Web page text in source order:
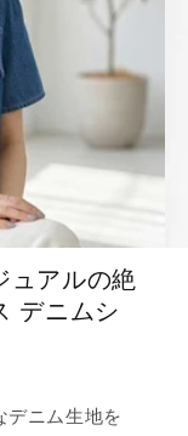
ュアルの絶
デニムシ
デニム生地を